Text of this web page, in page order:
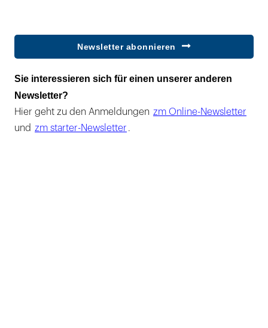
Newsletter abonnieren
Sie interessieren sich für einen unserer anderen
Newsletter?
Hier geht zu den Anmeldungen zm Online-Newsletter
und zm starter-Newsletter .